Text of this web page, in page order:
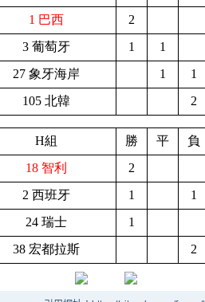
1 巴西
2
3 葡萄牙
1
1
27 象牙海岸
1
1
105 北韓
2
H組 勝 平
負
18 智利
2
2 西班牙
1
1
24 瑞士
1
38 宏都拉斯
2